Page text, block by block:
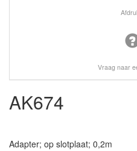
Vraag naar
AK674
Adapter; op slotplaat; 0,2m